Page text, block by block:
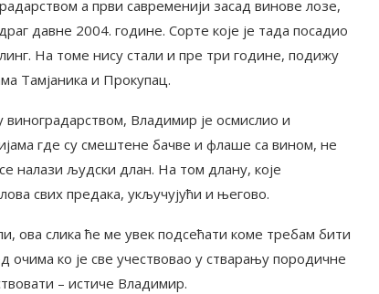
а први савременији засад винове лозе,
давне 2004. године. Сорте које је тада посадио
На томе нису стали и пре три године, подижу
Тамјаника и Прокупац.
Владимир је осмислио и
где су смештене бачве и флаше са вином, не
налази људски длан. На том длану, које
свих предака, укључујући и његово.
ова слика ће ме увек подсећати коме требам бити
очима ко је све учествовао у стварању породичне
– истиче Владимир.